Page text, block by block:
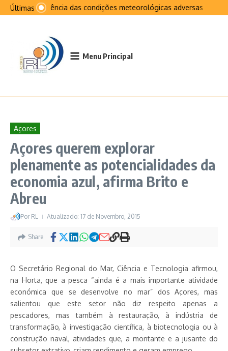
Ir para o conteúdo
Últimas
Na sequência das condições meteorológicas adversas que
Menu Principal
Açores
Açores querem explorar
plenamente as potencialidades da
economia azul, afirma Brito e
Abreu
Por RL Atualizado: 17 de Novembro, 2015
Share
O Secretário Regional do Mar, Ciência e Tecnologia afirmou,
na Horta, que a pesca “ainda é a mais importante atividade
económica que se desenvolve no mar” dos Açores, mas
salientou que este setor não diz respeito apenas a
pescadores, mas também à restauração, à indústria de
transformação, à investigação científica, à biotecnologia ou à
construção naval, atividades que, a montante e a jusante do